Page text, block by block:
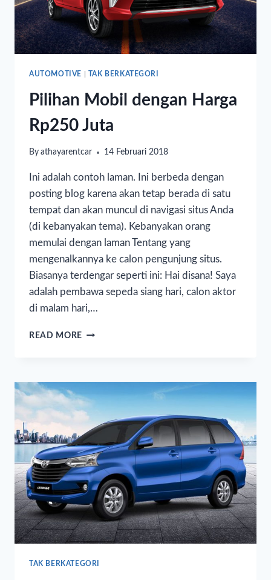
AUTOMOTIVE TAK BERKATEGORI
Pilihan Mobil dengan Harga
Rp250 Juta
By athayarentcar 14 Februari 2018
Ini adalah contoh laman. Ini berbeda dengan
posting blog karena akan tetap berada di satu
tempat dan akan muncul di navigasi situs Anda
(di kebanyakan tema). Kebanyakan orang
memulai dengan laman Tentang yang
mengenalkannya ke calon pengunjung situs.
Biasanya terdengar seperti ini: Hai disana! Saya
adalah pembawa sepeda siang hari, calon aktor
di malam hari,…
READ MORE
TAK BERKATEGORI